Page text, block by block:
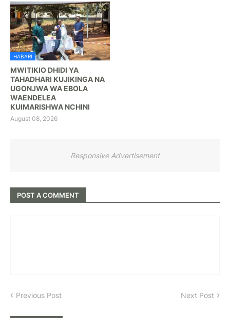
HABARI
MWITIKIO DHIDI YA
TAHADHARI KUJIKINGA NA
UGONJWA WA EBOLA
WAENDELEA
KUIMARISHWA NCHINI
August 08, 2026
Responsive Advertisement
POST A COMMENT
Previous Post Next Post